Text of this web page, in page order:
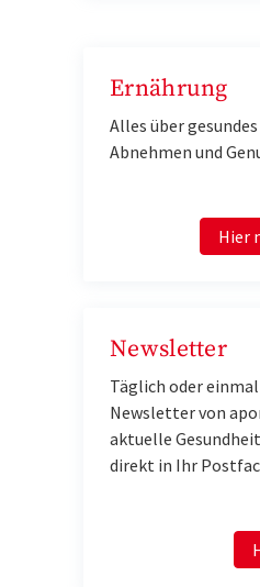
Ernährung
Alles über gesundes
Abnehmen und
Hier
Newsletter
Täglich oder
Newsletter von
aktuelle
direkt in Ihr